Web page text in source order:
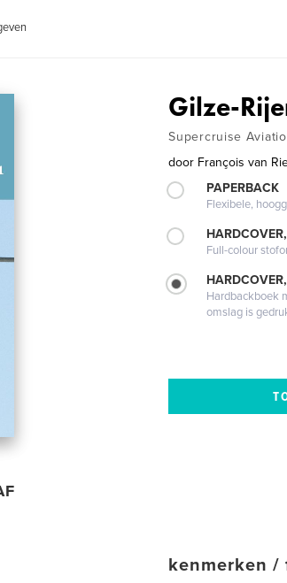
Gilze-
Supercruise
door François van
PAPERBACK
Flexibele,
Full-colour
Hardbackboek
omslag is
kenmerken